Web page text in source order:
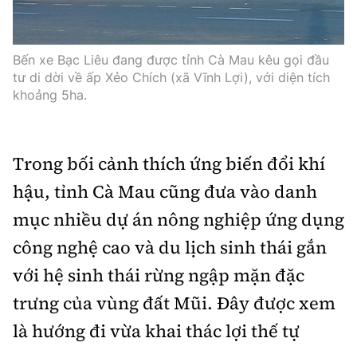
Bến xe Bạc Liêu đang được tỉnh Cà Mau kêu gọi đầu
tư di dời về ấp Xẻo Chích (xã Vĩnh Lợi), với diện tích
khoảng 5ha.
Trong bối cảnh thích ứng biến đổi khí
hậu, tỉnh Cà Mau cũng đưa vào danh
mục nhiều dự án nông nghiệp ứng dụng
công nghệ cao và du lịch sinh thái gắn
với hệ sinh thái rừng ngập mặn đặc
trưng của vùng đất Mũi. Đây được xem
là hướng đi vừa khai thác lợi thế tự